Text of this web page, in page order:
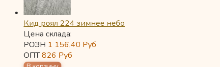
Кид роял 224 зимнее небо
Цена склада:
РОЗН 1 156,40 Руб
ОПТ826 Руб